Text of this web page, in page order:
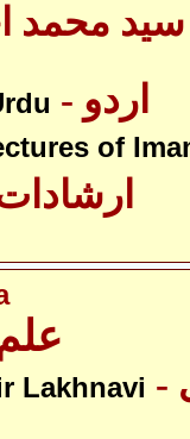
سید محمد
- اردو
of
Lakhnavi